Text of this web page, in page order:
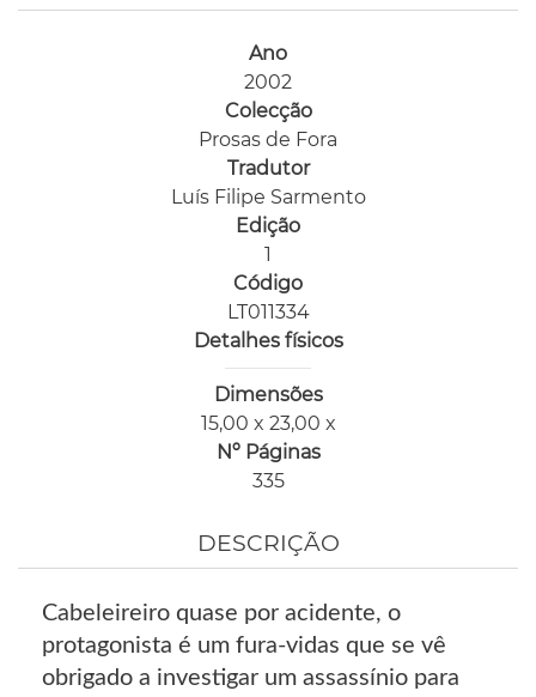
Ano
2002
Colecção
Prosas de Fora
Tradutor
Luís Filipe Sarmento
Edição
1
Código
LT011334
Detalhes físicos
Dimensões
15,00 x 23,00 x
Nº Páginas
335
DESCRIÇÃO
Cabeleireiro quase por acidente, o
protagonista é um fura-vidas que se vê
obrigado a investigar um assassínio para